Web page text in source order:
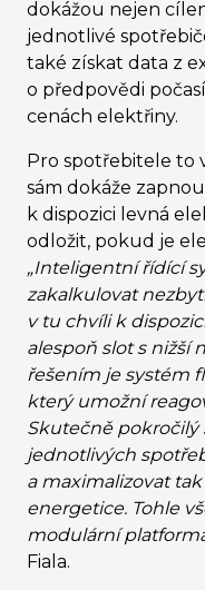
dokážou nejen
jednotlivé
také získat data z
o předpovědi
cenách elektřiny.
Pro spotřebitele to
sám dokáže
k dispozici levná
odložit, pokud je
„Inteligentní řídící
zakalkulovat
v tu chvíli k
alespoň slot s nižší
řešením je systém
který umožní
Skutečně
jednotlivých
a maximalizovat
energetice. Tohle
modulární
Fiala.